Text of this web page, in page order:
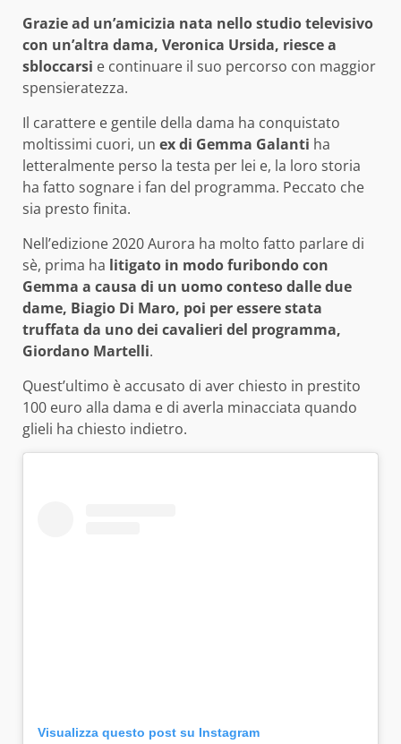
Grazie ad un’amicizia nata nello studio televisivo
con un’altra dama, Veronica Ursida, riesce a
sbloccarsi e continuare il suo percorso con maggior
spensieratezza.
Il carattere e gentile della dama ha conquistato
moltissimi cuori, un ex di Gemma Galanti ha
letteralmente perso la testa per lei e, la loro storia
ha fatto sognare i fan del programma. Peccato che
sia presto finita.
Nell’edizione 2020 Aurora ha molto fatto parlare di
sè, prima ha litigato in modo furibondo con
Gemma a causa di un uomo conteso dalle due
dame, Biagio Di Maro, poi per essere stata
truffata da uno dei cavalieri del programma,
Giordano Martelli.
Quest’ultimo è accusato di aver chiesto in prestito
100 euro alla dama e di averla minacciata quando
glieli ha chiesto indietro.
Visualizza questo post su Instagram